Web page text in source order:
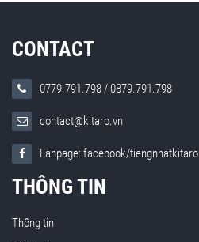
CONTACT
0779.791.798/0879.791.798
contact@kitaro.vn
Fanpage: facebook/tiengnhatkitaro
THÔNG TIN
Thông tin